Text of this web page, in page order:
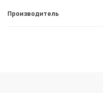
Производитель